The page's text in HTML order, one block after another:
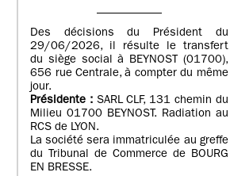
Des décisions du Président du
29/06/2026, il résulte le transfert
du siège social à BEYNOST (01700),
656 rue Centrale, à compter du même
jour.
Présidente :SARL CLF, 131 chemin du
Milieu 01700 BEYNOST. Radiation au
RCS de LYON.
La société sera immatriculée au greffe
du Tribunal de Commerce de BOURG
EN BRESSE.